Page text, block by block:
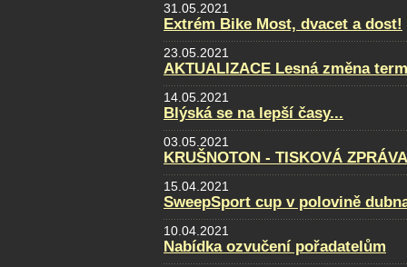
31.05.2021
Extrém Bike Most, dvacet a dost!
23.05.2021
AKTUALIZACE Lesná změna
14.05.2021
Blýská se na lepší časy...
03.05.2021
KRUŠNOTON - TISKOVÁ
15.04.2021
SweepSport cup v polovině
10.04.2021
Nabídka ozvučení pořadatelům